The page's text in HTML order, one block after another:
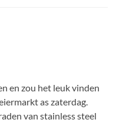
en zou het leuk vinden
as zaterdag.
van stainless steel